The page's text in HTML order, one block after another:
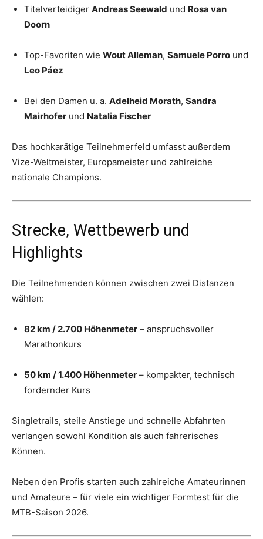
Titelverteidiger Andreas Seewald und Rosa van
Doorn
Top-Favoriten wie Wout Alleman, Samuele Porro und
Leo Páez
Bei den Damen u. a. Adelheid Morath, Sandra
Mairhofer und Natalia Fischer
Das hochkarätige Teilnehmerfeld umfasst außerdem
Vize-Weltmeister, Europameister und zahlreiche
nationale Champions.
Strecke, Wettbewerb und
Highlights
Die Teilnehmenden können zwischen zwei Distanzen
wählen:
82 km / 2.700 Höhenmeter – anspruchsvoller
Marathonkurs
50 km / 1.400 Höhenmeter – kompakter, technisch
fordernder Kurs
Singletrails, steile Anstiege und schnelle Abfahrten
verlangen sowohl Kondition als auch fahrerisches
Können.
Neben den Profis starten auch zahlreiche Amateurinnen
und Amateure – für viele ein wichtiger Formtest für die
MTB-Saison 2026.